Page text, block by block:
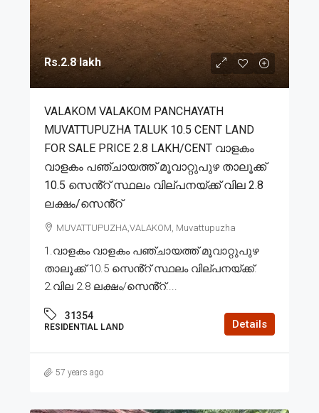
Rs.2.8 lakh
VALAKOM VALAKOM PANCHAYATH
MUVATTUPUZHA TALUK 10.5 CENT LAND
FOR SALE PRICE 2.8 LAKH/CENT വാളകം
വാളകം പഞ്ചായത്ത് മൂവാറ്റുപുഴ താലൂക്ക്
10.5 സെൻ്റ് സ്ഥലം വില്പനയ്ക്ക് വില 2.8
ലക്ഷം/സെൻ്റ്
MUVATTUPUZHA,VALAKOM, Muvattupuzha
1.വാളകം വാളകം പഞ്ചായത്ത് മൂവാറ്റുപുഴ
താലൂക്ക് 10.5 സെൻ്റ് സ്ഥലം വില്പനയ്ക്ക്.
2.വില 2.8 ലക്ഷം/സെൻ്റ്....
31354
RESIDENTIAL LAND Details
57 years ago